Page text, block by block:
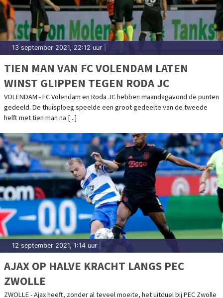
13 september 2021, 22:12 uur
TIEN MAN VAN FC VOLENDAM LATEN
WINST GLIPPEN TEGEN RODA JC
VOLENDAM - FC Volendam en Roda JC hebben maandagavond de punten
gedeeld. De thuisploeg speelde een groot gedeelte van de tweede
helft met tien man na [...]
12 september 2021, 1:14 uur
AJAX OP HALVE KRACHT LANGS PEC
ZWOLLE
ZWOLLE - Ajax heeft, zonder al teveel moeite, het uitduel bij PEC Zwolle